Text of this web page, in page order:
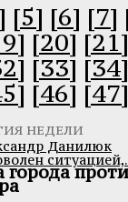
[5] [6] [7]
[20] [21]
[33] [34]
[46] [47]
НЕДЕЛИ
города